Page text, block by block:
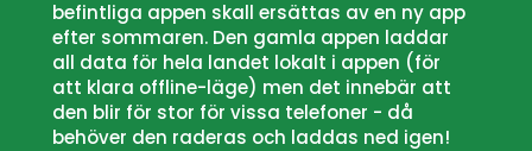
befintliga appen skall ersättas av en ny app
efter sommaren. Den gamla appen laddar
all data för hela landet lokalt i appen (för
att klara offline-läge) men det innebär att
den blir för stor för vissa telefoner - då
behöver den raderas och laddas ned igen!